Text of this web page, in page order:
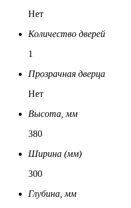
Нет
Количество дверей
1
Прозрачная дверца
Нет
Высота, мм
380
Ширина (мм)
300
Глубина, мм